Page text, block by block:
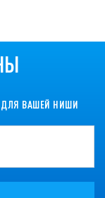
ДЛЯ ВАШЕЙ НИШИ